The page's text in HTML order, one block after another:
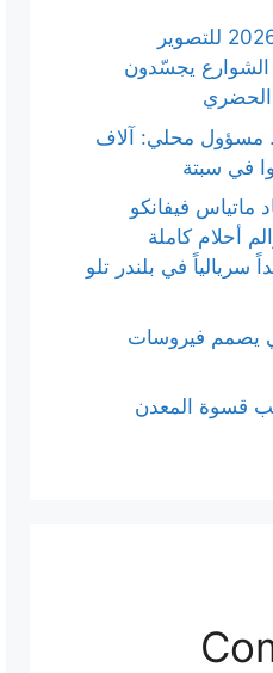
الفائزون بجوائز 2026 للتصوير
الشوارع يجسّدون
الحضري
مسؤول محلي: آلاف
في سبتة
ماتياس فيفانكو
أحلام كاملة
سريالياً في بلندر تلو
يصمم فيروسات
قسوة المعدن